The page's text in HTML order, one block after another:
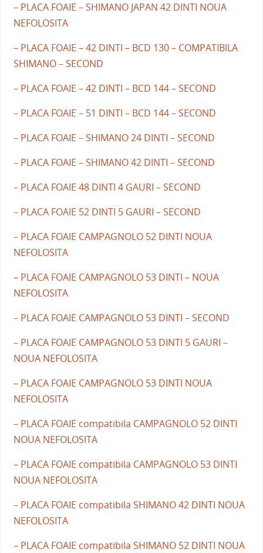
– PLACA FOAIE – SHIMANO JAPAN 42 DINTI NOUA
NEFOLOSITA
– PLACA FOAIE – 42 DINTI – BCD 130 – COMPATIBILA
SHIMANO – SECOND
– PLACA FOAIE – 42 DINTI – BCD 144 – SECOND
– PLACA FOAIE – 51 DINTI – BCD 144 – SECOND
– PLACA FOAIE – SHIMANO 24 DINTI – SECOND
– PLACA FOAIE – SHIMANO 42 DINTI – SECOND
– PLACA FOAIE 48 DINTI 4 GAURI – SECOND
– PLACA FOAIE 52 DINTI 5 GAURI – SECOND
– PLACA FOAIE CAMPAGNOLO 52 DINTI NOUA
NEFOLOSITA
– PLACA FOAIE CAMPAGNOLO 53 DINTI – NOUA
NEFOLOSITA
– PLACA FOAIE CAMPAGNOLO 53 DINTI – SECOND
– PLACA FOAIE CAMPAGNOLO 53 DINTI 5 GAURI –
NOUA NEFOLOSITA
– PLACA FOAIE CAMPAGNOLO 53 DINTI NOUA
NEFOLOSITA
– PLACA FOAIE compatibila CAMPAGNOLO 52 DINTI
NOUA NEFOLOSITA
– PLACA FOAIE compatibila CAMPAGNOLO 53 DINTI
NOUA NEFOLOSITA
– PLACA FOAIE compatibila SHIMANO 42 DINTI NOUA
NEFOLOSITA
– PLACA FOAIE compatibila SHIMANO 52 DINTI NOUA